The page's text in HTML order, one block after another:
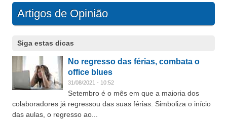
Artigos de Opinião
Siga estas dicas
No regresso das férias, combata o
office blues
31/08/2021 - 10:52
Setembro é o mês em que a maioria dos
colaboradores já regressou das suas férias. Simboliza o início
das aulas, o regresso ao...